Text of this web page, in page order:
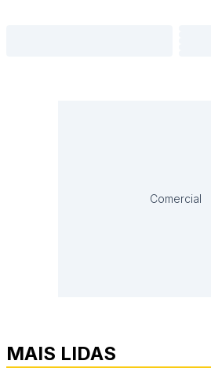
Comercial
MAIS LIDAS